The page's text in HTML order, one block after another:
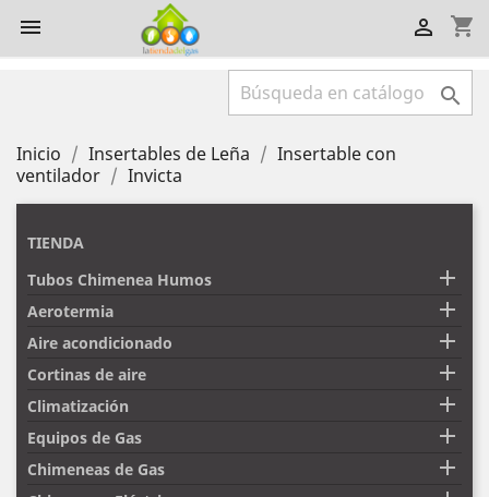
 shopping_cart


Inicio Insertables de Leña
Insertable con
ventilador
Invicta
TIENDA
Tubos Chimenea Humos

Aerotermia 
Aire acondicionado 
Cortinas de aire 
Climatización 
Equipos de Gas 
Chimeneas de Gas 